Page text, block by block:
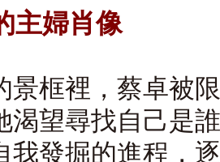
主婦肖像
景框裡，蔡卓被
渴望尋找自己是
我發掘的進程，